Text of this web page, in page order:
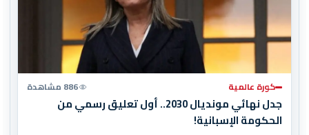
كورة عالمية 886 مشاهدة
جدل نهائي مونديال 2030.. أول تعليق رسمي من
الحكومة الإسبانية!